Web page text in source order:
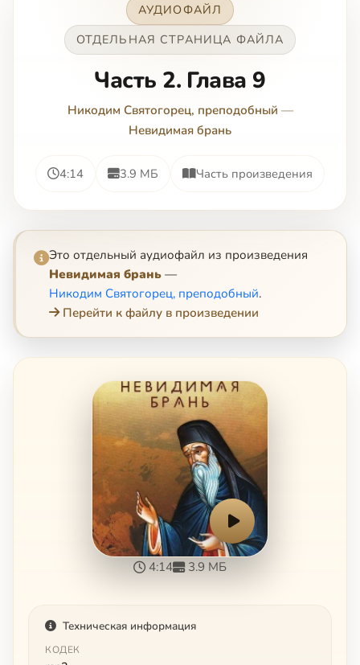
АУДИОФАЙЛ
ОТДЕЛЬНАЯ СТРАНИЦА ФАЙЛА
Часть 2. Глава 9
Никодим Святогорец, преподобный —
Невидимая брань
4:14 3.9 МБ Часть произведения
Это отдельный аудиофайл из произведения
Невидимая брань —
Никодим Святогорец, преподобный.
Перейти к файлу в произведении
4:14 3.9 МБ
Техническая информация
КОДЕК